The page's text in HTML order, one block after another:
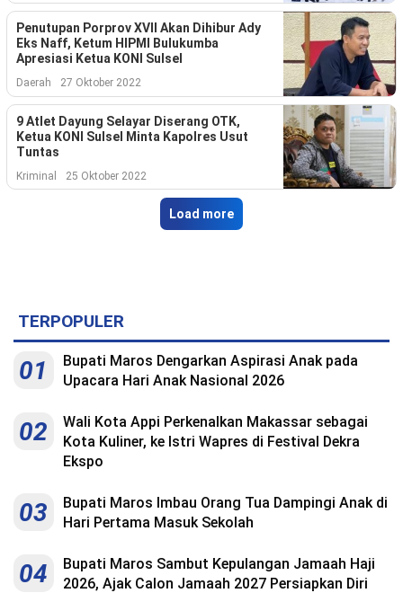
Penutupan Porprov XVII Akan Dihibur Ady
Eks Naff, Ketum HIPMI Bulukumba
Apresiasi Ketua KONI Sulsel
Daerah 27 Oktober 2022
9 Atlet Dayung Selayar Diserang OTK,
Ketua KONI Sulsel Minta Kapolres Usut
Tuntas
Kriminal 25 Oktober 2022
Load more
TERPOPULER
01
Bupati Maros Dengarkan Aspirasi Anak pada
Upacara Hari Anak Nasional 2026
02
Wali Kota Appi Perkenalkan Makassar sebagai
Kota Kuliner, ke Istri Wapres di Festival Dekra
Ekspo
03
Bupati Maros Imbau Orang Tua Dampingi Anak di
Hari Pertama Masuk Sekolah
04
Bupati Maros Sambut Kepulangan Jamaah Haji
2026, Ajak Calon Jamaah 2027 Persiapkan Diri